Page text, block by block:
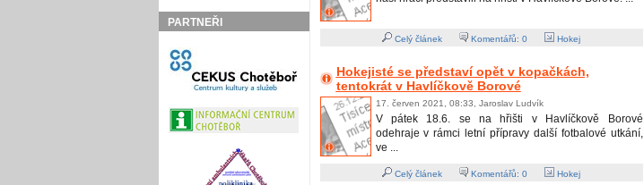
PARTNEŘI
Celý článek Komentářů: 0 Hokej
Hokejisté se představí opět v kopačkách,
tentokrát v Havlíčkově Borové
17. červen 2021, 08:33, Jaroslav Ludvík
V pátek 18.6. se na hřišti v Havlíčkově Borové
odehraje v rámci letní přípravy další fotbalové utkání,
ve ...
Celý článek Komentářů: 0 Hokej